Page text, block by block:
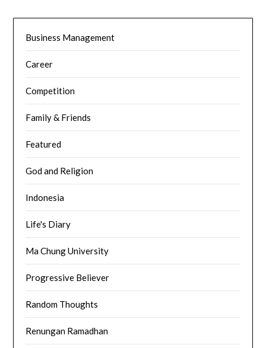
Business Management
Career
Competition
Family & Friends
Featured
God and Religion
Indonesia
Life's Diary
Ma Chung University
Progressive Believer
Random Thoughts
Renungan Ramadhan